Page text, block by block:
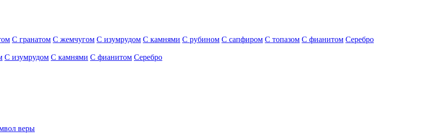
С гранатом С жемчугом С изумрудом С камнями С рубином С сапфиром С топазом С фианитом Серебро
С изумрудом С камнями С фианитом Серебро
веры